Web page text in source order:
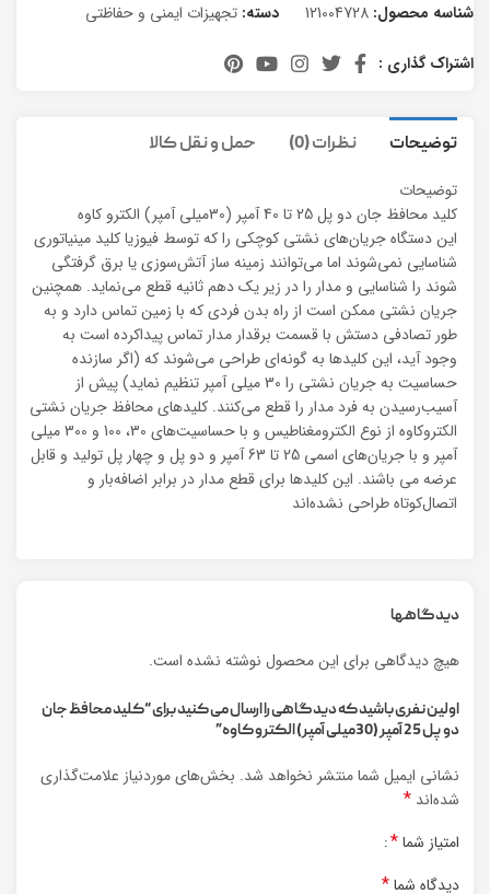
شناسه محصول: 121004728 دسته: تجهیزات ایمنی و حفاظتی
اشتراک گذاری :
توضیحات نظرات (0)
حمل و نقل کالا
توضیحات
کلید محافظ جان دو پل 25 تا 40 آمپر (30میلی آمپر) الکترو کاوه
این دستگاه جریان‌های نشتی کوچکی را که توسط فیوزیا کلید مینیاتوری
شناسایی نمی‌شوند اما می‌توانند زمینه‌ ساز آتش‌سوزی یا برق‌ گرفتگی
شوند را شناسایی و مدار را در زیر یک دهم ثانیه قطع می‌نماید. همچنین
جریان نشتی ممکن است از راه بدن فردی که با زمین تماس دارد و به
طور تصادفی دستش با قسمت برقدار مدار تماس پیداکرده است به
وجود آید، این کلیدها به گونه‌ای طراحی می‌شوند که (اگر سازنده
حساسیت به جریان نشتی را 30 میلی آمپر تنظیم نماید) پیش از
آسیب‌رسیدن به فرد مدار را قطع می‌کنند. کلیدهای محافظ جریان نشتی
الکتروکاوه از نوع الکترومغناطیس و با حساسیت‌های 30، 100 و 300 میلی
آمپر و با جریان‌های اسمی 25 تا 63 آمپر و دو پل و چهار پل تولید و قابل
عرضه می باشند. این کلیدها برای قطع مدار در برابر اضافه‌بار و
اتصال‌کوتاه طراحی نشده‌اند
دیدگاهها
هیچ دیدگاهی برای این محصول نوشته نشده است.
اولین نفری باشید که دیدگاهی را ارسال می کنید برای “کلید محافظ جان
دو پل 25 آمپر (30میلی آمپر) الکترو کاوه”
نشانی ایمیل شما منتشر نخواهد شد. بخش‌های موردنیاز علامت‌گذاری
شده‌اند *
امتیاز شما*
دیدگاه شما*